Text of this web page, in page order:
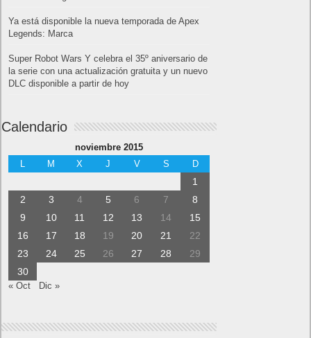
Ya está disponible la nueva temporada de Apex
Legends: Marca
Super Robot Wars Y celebra el 35º aniversario de
la serie con una actualización gratuita y un nuevo
DLC disponible a partir de hoy
Calendario
noviembre 2015
M X J V S D
1
2
3 4 5 6 7
8
9
10 11 12 13 14
15
16
17 18 19 20 21
22
23
24 25 26 27 28
29
30
« Oct Dic »